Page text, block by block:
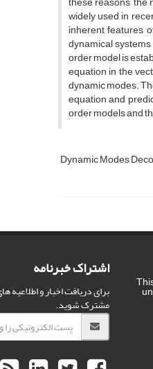
widely used in
inherent features
dynamical
order model is
equation in the
dynamic modes.
equation and
order models and
Dynamic Modes
اشتراک خبرنامه
برای دریافت اخبار و
مشترک شوید.